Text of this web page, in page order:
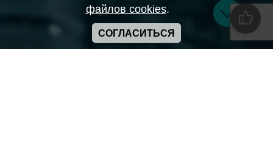
файлов cookies.
СОГЛАСИТЬСЯ